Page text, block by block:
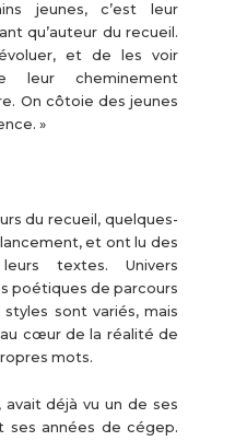
jeunes, c’est leur
qu’auteur du recueil.
et de les voir
leur cheminement
On côtoie des jeunes
»
du recueil, quelques-
et ont lu des
textes. Univers
poétiques de parcours
sont variés, mais
cœur de la réalité de
mots.
avait déjà vu un de ses
ses années de cégep.